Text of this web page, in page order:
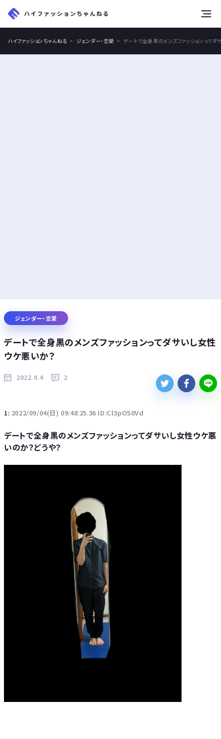
ハイファッションちゃんねる ジェンダー・恋愛 デートで全身黒のメンズファッションってダ
ジェンダー・恋愛
デートで全身黒のメンズファッションってダサいし女性
ウケ悪いか？
2022.9.4 2
1: 2022/09/04(日) 09:48:25.36 ID:Cl3pOS0Vd
デートで全身黒のメンズファッションってダサいし女性ウケ悪
いのか？どうや？